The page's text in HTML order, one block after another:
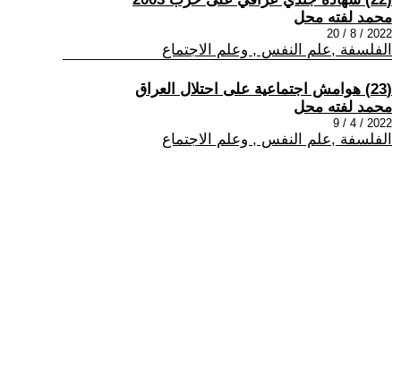
محمد لفته محل
2022 / 8 / 20
الفلسفة ,علم النفس , وعلم الاجتماع
(23) هوامش اجتماعية على احتلال العراق
محمد لفته محل
2022 / 4 / 9
الفلسفة ,علم النفس , وعلم الاجتماع